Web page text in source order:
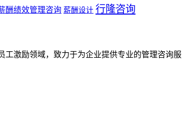
酬绩效管理咨询 薪酬设计 行隆咨询
激励领域，致力于为企业提供专业的管理咨询